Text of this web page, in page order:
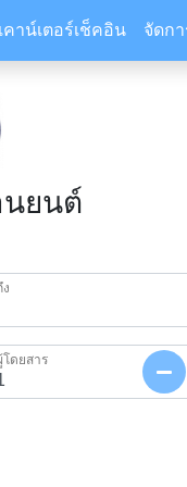
เคาน์เตอร์เช็คอิน จัดก
ยนต์
ง
โดยสาร